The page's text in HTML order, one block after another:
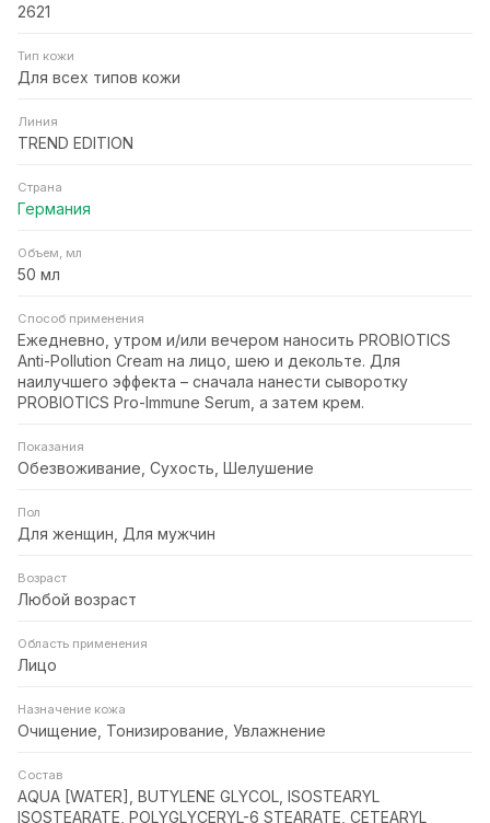
2621
Тип кожи
Для всех типов кожи
Линия
TREND EDITION
Страна
Германия
Объем, мл
50 мл
Способ применения
Ежедневно, утром и/или вечером наносить PROBIOTICS
Anti-Pollution Cream на лицо, шею и декольте. Для
наилучшего эффекта – сначала нанести сыворотку
PROBIOTICS Pro-Immune Serum, а затем крем.
Показания
Обезвоживание, Сухость, Шелушение
Пол
Для женщин, Для мужчин
Возраст
Любой возраст
Область применения
Лицо
Назначение кожа
Очищение, Тонизирование, Увлажнение
Состав
AQUA [WATER], BUTYLENE GLYCOL, ISOSTEARYL
ISOSTEARATE, POLYGLYCERYL-6 STEARATE, CETEARYL